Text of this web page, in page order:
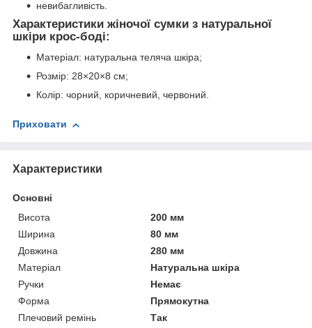
невибагливість.
Характеристики жіночої сумки з натуральної
шкіри крос-боді:
Матеріал: натуральна теляча шкіра;
Розмір: 28×20×8 см;
Колір: чорний, коричневий, червоний.
Приховати
Характеристики
Основні
Висота
200 мм
Ширина
80 мм
Довжина
280 мм
Матеріал
Натуральна шкіра
Ручки
Немає
Форма
Прямокутна
Плечовий ремінь
Так